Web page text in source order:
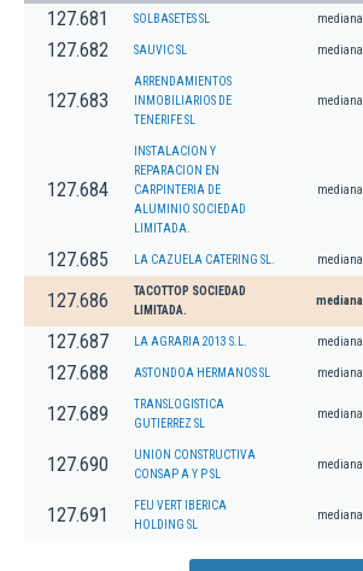
127.681 SOLBASETES SL mediana
127.682 SAUVIC SL mediana
127.683
ARRENDAMIENTOS
INMOBILIARIOS DE
TENERIFE SL
mediana
127.684
INSTALACION Y
REPARACION EN
CARPINTERIA DE
ALUMINIO SOCIEDAD
LIMITADA.
mediana
127.685 LA CAZUELA CATERING SL. mediana
127.686
TACOTTOP SOCIEDAD
LIMITADA.
mediana
127.687 LA AGRARIA 2013 S.L. mediana
127.688 ASTONDOA HERMANOS SL mediana
127.689
TRANSLOGISTICA
GUTIERREZ SL
mediana
127.690
UNION CONSTRUCTIVA
CONSAP A Y P SL
mediana
127.691
FEU VERT IBERICA
HOLDING SL
mediana